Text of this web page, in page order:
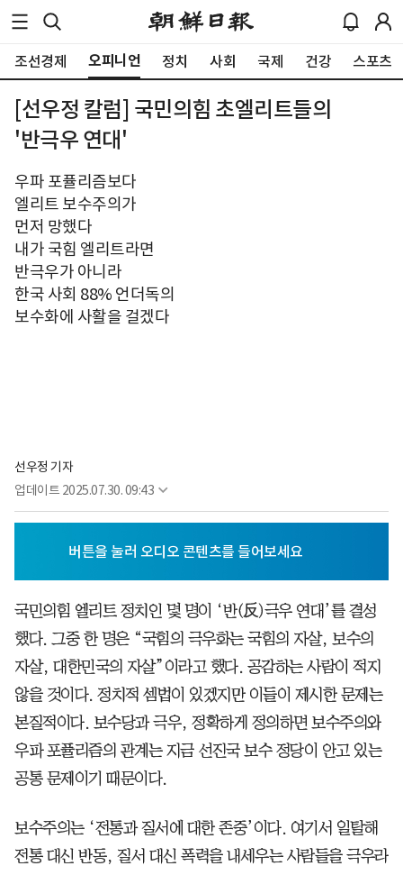
조선경제 오피니언 정치 사회 국제 건강 스포츠
[선우정 칼럼] 국민의힘 초엘리트들의
'반극우 연대'
우파 포퓰리즘보다
엘리트 보수주의가
먼저 망했다
내가 국힘 엘리트라면
반극우가 아니라
한국 사회 88% 언더독의
보수화에 사활을 걸겠다
선우정 기자
업데이트 2025.07.30. 09:43
국민의힘 엘리트 정치인 몇 명이 ‘반(反)극우 연대’를 결성
했다. 그중 한 명은 “국힘의 극우화는 국힘의 자살, 보수의
자살, 대한민국의 자살”이라고 했다. 공감하는 사람이 적지
않을 것이다. 정치적 셈법이 있겠지만 이들이 제시한 문제는
본질적이다. 보수당과 극우, 정확하게 정의하면 보수주의와
우파 포퓰리즘의 관계는 지금 선진국 보수 정당이 안고 있는
공통 문제이기 때문이다.
보수주의는 ‘전통과 질서에 대한 존중’이다. 여기서 일탈해
전통 대신 반동, 질서 대신 폭력을 내세우는 사람들을 극우라